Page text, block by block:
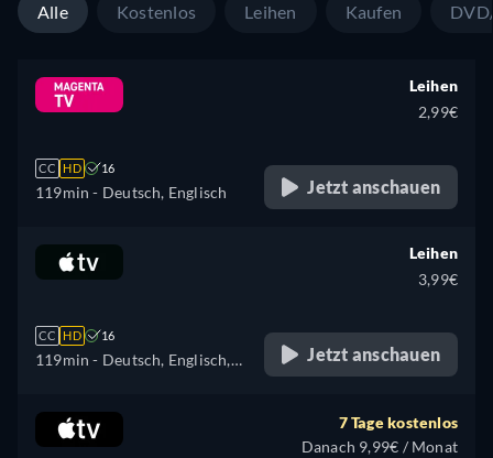
Alle Kostenlos Leihen Kaufen
CC HD 16
119min - Deutsch, Englisch
Leihen
2,99€
Jetzt anschauen
CC HD 16
119min - Deutsch, Englisch,
Leihen
3,99€
Jetzt anschauen
7 Tage kostenlos
Danach 9,99€ / Monat